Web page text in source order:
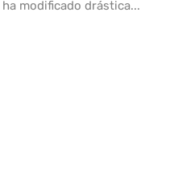
modificado drástica...